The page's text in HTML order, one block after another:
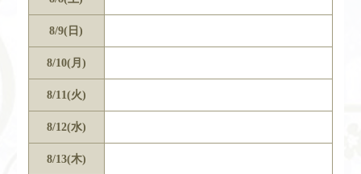
8/9(日)
8/10(月)
8/11(火)
8/12(水)
8/13(木)